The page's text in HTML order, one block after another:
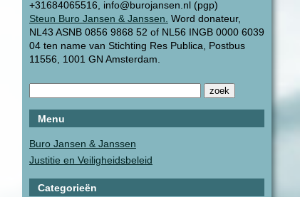
+31684065516, info@burojansen.nl (pgp)
Steun Buro Jansen & Janssen. Word donateur,
NL43 ASNB 0856 9868 52 of NL56 INGB 0000 6039
04 ten name van Stichting Res Publica, Postbus
11556, 1001 GN Amsterdam.
Menu
Buro Jansen & Janssen
Justitie en Veiligheidsbeleid
Categorieën